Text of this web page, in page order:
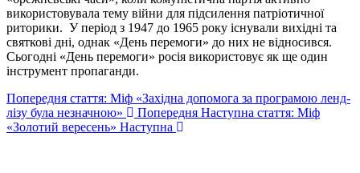
використовувала тему війни для підсилення патріотичної
риторики. У період з 1947 до 1965 року існували вихідні та
святкові дні, однак «День перемоги» до них не відносився.
Сьогодні «День перемоги» росія використовує як ще один
інструмент пропаганди.
Попередня стаття: Міф «Західна допомога за програмою ленд-
лізу була незначною»
Попередня Наступна стаття: Міф
«Золотий вересень» Наступна